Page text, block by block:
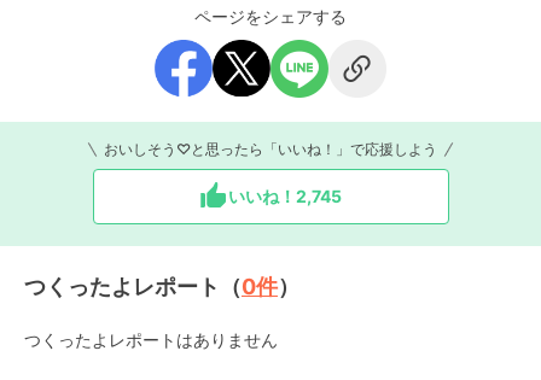
ページをシェアする
おいしそう♡と思ったら「いいね！」で応援しよう
いいね！ 2,745
つくったよレポート（0件）
つくったよレポートはありません